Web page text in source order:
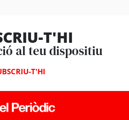
T'HI
al teu dispositiu
T'HI